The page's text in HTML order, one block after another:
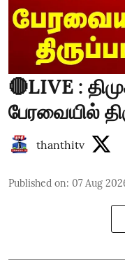
🔴LIVE :
பேரவையில்
thanthitv
Published on: 07 Aug